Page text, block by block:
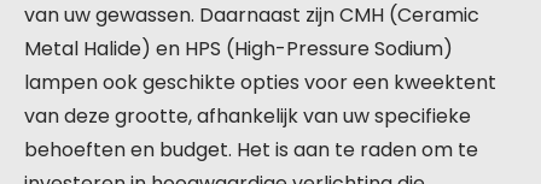
van uw gewassen. Daarnaast zijn CMH (Ceramic
Metal Halide) en HPS (High-Pressure Sodium)
lampen ook geschikte opties voor een kweektent
van deze grootte, afhankelijk van uw specifieke
behoeften en budget. Het is aan te raden om te